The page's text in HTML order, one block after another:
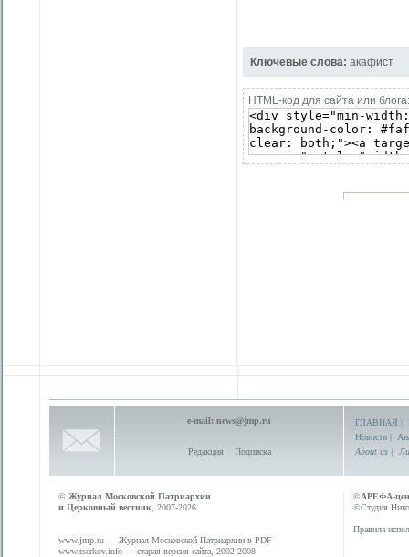
Ключевые слова: акафист
HTML-код для сайта или блога:
e-mail: news@jmp.ru
Редакция Подписка
ГЛАВНАЯ |
Новости |
About us |
© Журнал Московской Патриархии
и Церковный вестник , 2007-2026
www.jmp.ru — Журнал Московской Патриархии в PDF
www.tserkov.info — старая версия сайта, 2002-2008
©АРЕФА-
©Студия
Правила